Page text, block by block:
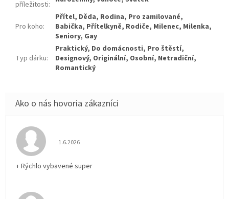
příležitosti:
Pro koho:
Přítel, Děda, Rodina, Pro zamilované,
Babička, Přítelkyně, Rodiče, Milenec, Milenka,
Seniory, Gay
Typ dárku:
Praktický, Do domácnosti, Pro štěstí,
Designový, Originální, Osobní, Netradiční,
Romantický
Hodnotenie obchodu je 5 z 5 hviezdičiek.
1.6.2026
+ Rýchlo vybavené super